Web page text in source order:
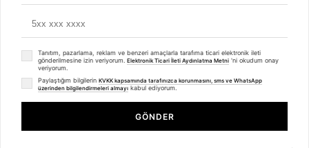
© 2008 - 2026merterelektronik.com
- Tüm Hakları Saklıdır. Kredi kartı bilgileriniz 256bit SSL sertifikası ile
Whatsapp
Tanıtım, pazarlama, reklam ve benzeri amaçlarla tarafıma ticari elektronik ileti
gönderilmesine izin veriyorum. Elektronik Ticari İleti Aydınlatma Metni 'ni okudum onay
veriyorum.
Paylaştığım bilgilerin KVKK kapsamında tarafınızca korunmasını, sms ve WhatsApp
üzerinden bilgilendirmeleri almayı kabul ediyorum.
GÖNDER